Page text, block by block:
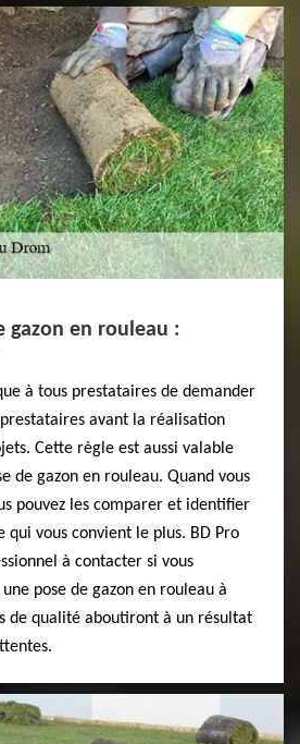
gazon en rouleau :
à tous prestataires de demander
avant la réalisation
Cette règle est aussi valable
de gazon en rouleau. Quand vous
pouvez les comparer et identifier
qui vous convient le plus. BD Pro
à contacter si vous
pose de gazon en rouleau à
de qualité aboutiront à un résultat